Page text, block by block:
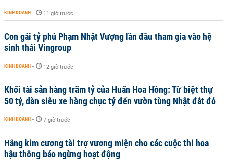
KINH DOANH - 11 giờ trước
Con gái tỷ phú Phạm Nhật Vượng lần đầu tham gia vào hệ
sinh thái Vingroup
KINH DOANH - 12 giờ trước
Khối tài sản hàng trăm tỷ của Huấn Hoa Hồng: Từ biệt thự
50 tỷ, dàn siêu xe hàng chục tỷ đến vườn tùng Nhật đắt đỏ
KINH DOANH - 7 giờ trước
Hãng kim cương tài trợ vương miện cho các cuộc thi hoa
hậu thông báo ngừng hoạt động